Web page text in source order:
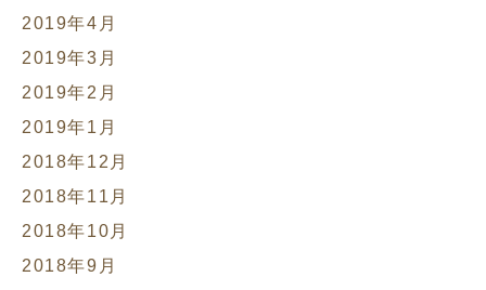
2019年4月
2019年3月
2019年2月
2019年1月
2018年12月
2018年11月
2018年10月
2018年9月